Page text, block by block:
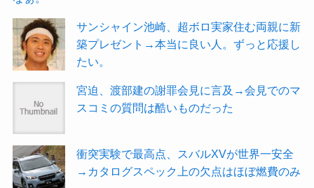
サンシャイン池崎、超ボロ実家住む両親に新
築プレゼント→本当に良い人。ずっと応援し
たい。
宮迫、渡部建の謝罪会見に言及→会見でのマ
スコミの質問は酷いものだった
衝突実験で最高点、スバルXVが世界一安全
→カタログスペック上の欠点はほぼ燃費のみ